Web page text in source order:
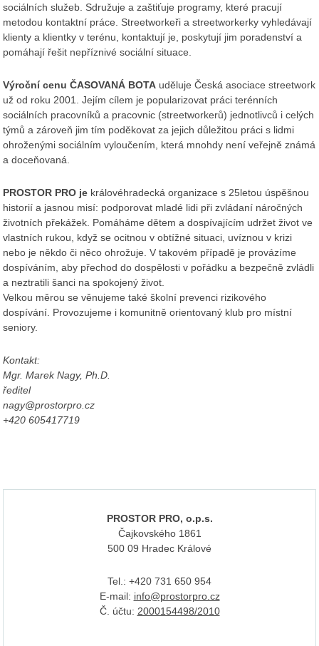
sociálních služeb. Sdružuje a zaštiťuje programy, které pracují
metodou kontaktní práce. Streetworkeři a streetworkerky vyhledávají
klienty a klientky v terénu, kontaktují je, poskytují jim poradenství a
pomáhají řešit nepříznivé sociální situace.
Výroční cenu ČASOVANÁ BOTA uděluje Česká asociace streetwork
už od roku 2001. Jejím cílem je popularizovat práci terénních
sociálních pracovníků a pracovnic (streetworkerů) jednotlivců i celých
týmů a zároveň jim tím poděkovat za jejich důležitou práci s lidmi
ohroženými sociálním vyloučením, která mnohdy není veřejně známá
a doceňovaná.
PROSTOR PRO je královéhradecká organizace s 25letou úspěšnou
historií a jasnou misí: podporovat mladé lidi při zvládaní náročných
životních překážek. Pomáháme dětem a dospívajícím udržet život ve
vlastních rukou, když se ocitnou v obtížné situaci, uvíznou v krizi
nebo je někdo či něco ohrožuje. V takovém případě je provázíme
dospíváním, aby přechod do dospělosti v pořádku a bezpečně zvládli
a neztratili šanci na spokojený život.
Velkou měrou se věnujeme také školní prevenci rizikového
dospívání. Provozujeme i komunitně orientovaný klub pro místní
seniory.
Kontakt:
Mgr. Marek Nagy, Ph.D.
ředitel
nagy@prostorpro.cz
+420 605417719
PROSTOR PRO, o.p.s.
Čajkovského 1861
500 09 Hradec Králové
Tel.: +420 731 650 954
E-mail: info@prostorpro.cz
Č. účtu: 2000154498/2010